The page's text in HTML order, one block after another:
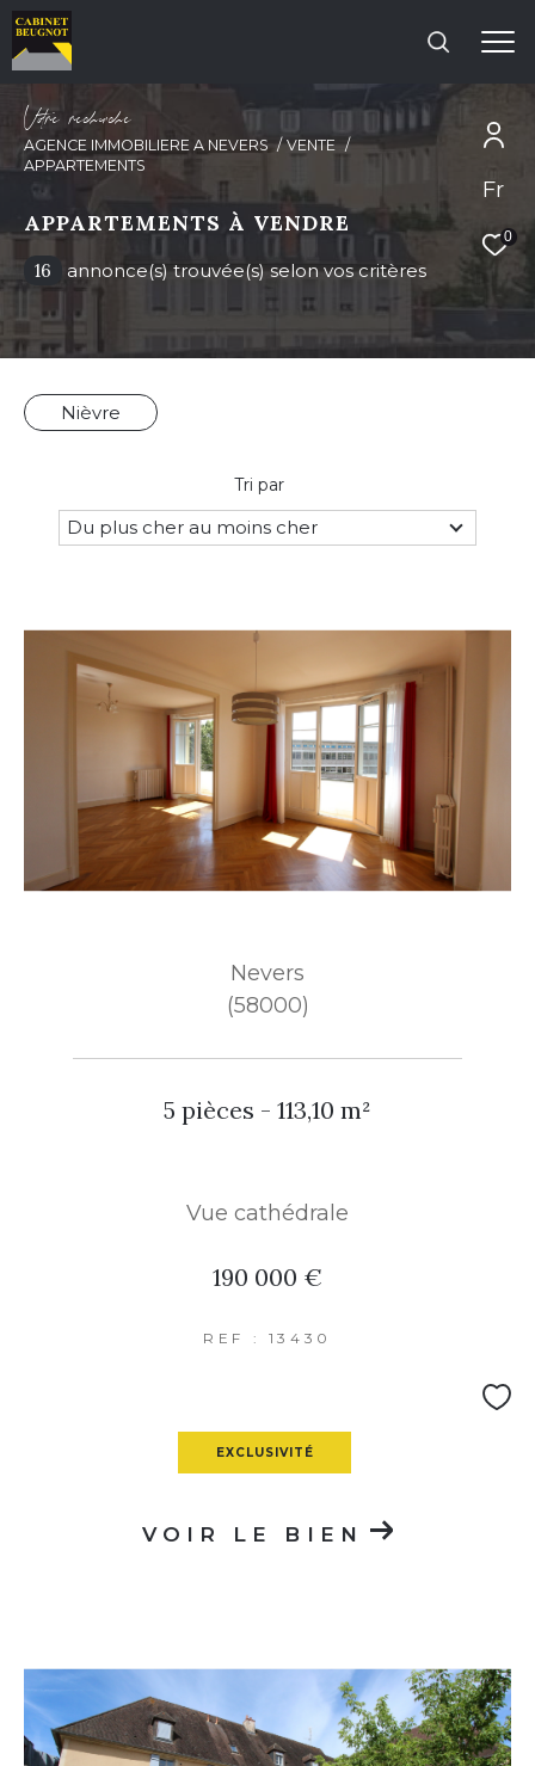
Fr
0
Vore recece
AGENCE IMMOBILIERE A NEVERS
VENTE
APPARTEMENTS
APPARTEMENTS À VENDRE
16 annonce(s) trouvée(s) selon vos critères
Nièvre
Tri par
Du plus cher au moins cher
Nevers
(58000)
5 pièces - 113,10 m²
Vue cathédrale
190 000 €
REF : 13430
EXCLUSIVITÉ
VOIR LE BIEN
Effectuer une recherche
et trouver le bien qui correspond à vos
critères
Type de bien
Budget
Pièces
1 2 3 4
Surface
SUPPLÉMENTAIRES
FILTRER PAR